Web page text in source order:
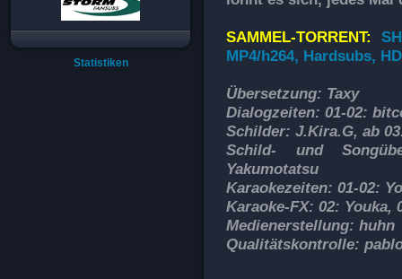
Statistiken
SAMMEL-TORRENT:
MP4/h264, Hardsubs,
Übersetzung: Taxy
Dialogzeiten: 01-02:
Schilder: J.Kira.G, ab
Schild- und
Yakumotatsu
Karaokezeiten: 01-02:
Karaoke-FX: 02: Youka,
Medienerstellung: huhn
Qualitätskontrolle: